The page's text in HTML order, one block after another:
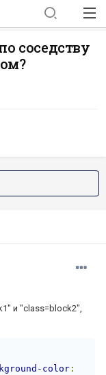
соседству
и "class=block2",
color: